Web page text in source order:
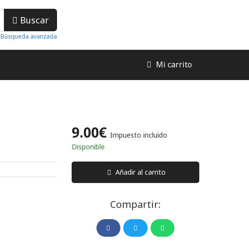
Buscar
Búsqueda avanzada
Mi carrito
9.00€ Impuesto incluido
Disponible
Añadir al carrito
Compartir: